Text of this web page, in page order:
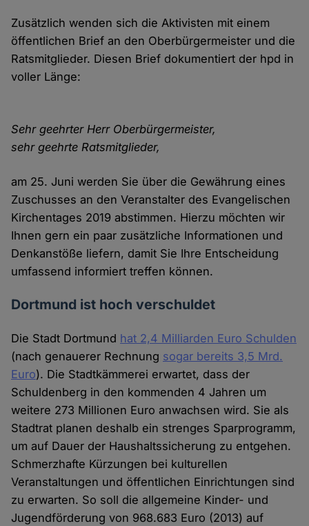
Zusätzlich wenden sich die Aktivisten mit einem
öffentlichen Brief an den Oberbürgermeister und die
Ratsmitglieder. Diesen Brief dokumentiert der hpd in
voller Länge:
Sehr geehrter Herr Oberbürgermeister,
sehr geehrte Ratsmitglieder,
am 25. Juni werden Sie über die Gewährung eines
Zuschusses an den Veranstalter des Evangelischen
Kirchentages 2019 abstimmen. Hierzu möchten wir
Ihnen gern ein paar zusätzliche Informationen und
Denkanstöße liefern, damit Sie Ihre Entscheidung
umfassend informiert treffen können.
Dortmund ist hoch verschuldet
Die Stadt Dortmund hat 2,4 Milliarden Euro Schulden
(nach genauerer Rechnung sogar bereits 3,5 Mrd.
Euro). Die Stadtkämmerei erwartet, dass der
Schuldenberg in den kommenden 4 Jahren um
weitere 273 Millionen Euro anwachsen wird. Sie als
Stadtrat planen deshalb ein strenges Sparprogramm,
um auf Dauer der Haushaltssicherung zu entgehen.
Schmerzhafte Kürzungen bei kulturellen
Veranstaltungen und öffentlichen Einrichtungen sind
zu erwarten. So soll die allgemeine Kinder- und
Jugendförderung von 968.683 Euro (2013) auf